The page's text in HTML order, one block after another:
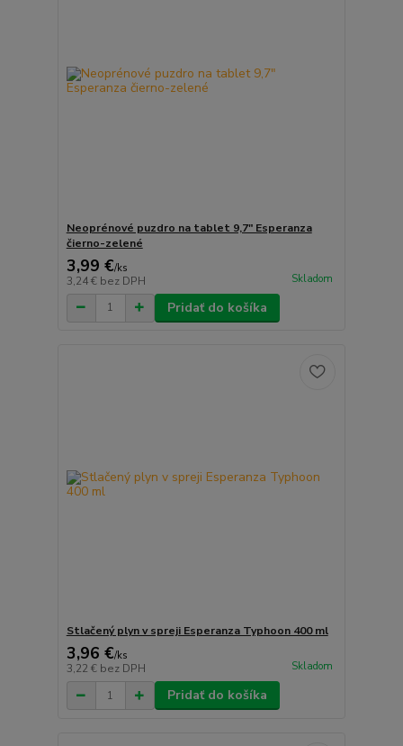
Neoprénové puzdro na tablet 9,7″ Esperanza
čierno-zelené
3,99 €/ks
3,24 € bez DPH Skladom
Pridať do košíka
Stlačený plyn v spreji Esperanza Typhoon 400 ml
3,96 €/ks
3,22 € bez DPH Skladom
Pridať do košíka